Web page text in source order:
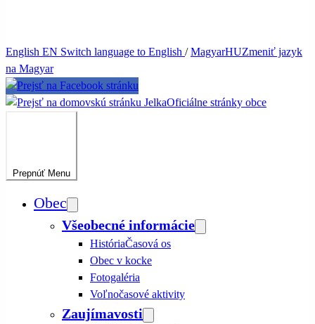
English EN Switch language to English /MagyarHUZmeniť jazyk
na Magyar
JelkaOficiálne stránky obce
Prepnúť Menu
Obec
Všeobecné informácie
HistóriaČasová os
Obec v kocke
Fotogaléria
Voľnočasové aktivity
Zaujímavosti